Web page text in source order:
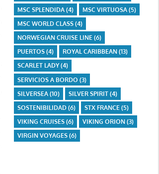
MSC SPLENDIDA(4) MSC VIRTUOSA(5)
MSC WORLD CLASS(4)
NORWEGIAN CRUISE LINE(6)
PUERTOS(4) ROYAL CARIBBEAN(13)
SCARLET LADY(4)
SERVICIOS A BORDO (3)
SILVERSEA(10) SILVER SPIRIT(4)
SOSTENIBILIDAD(6) STX FRANCE (5)
VIKING CRUISES(6) VIKING ORION(3)
VIRGIN VOYAGES(6)